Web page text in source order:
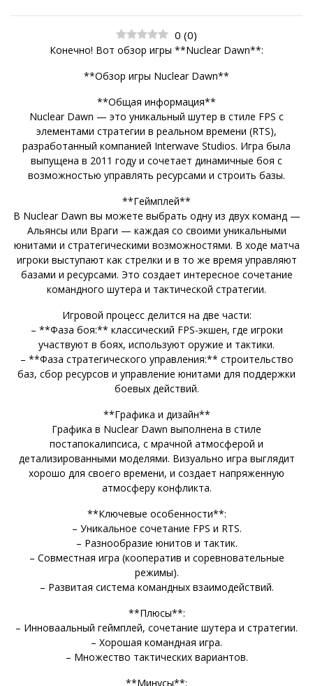
0 (0)
Конечно! Вот обзор игры **Nuclear Dawn**:
**Обзор игры Nuclear Dawn**
**Общая информация**
Nuclear Dawn — это уникальный шутер в стиле FPS с
элементами стратегии в реальном времени (RTS),
разработанный компанией Interwave Studios. Игра была
выпущена в 2011 году и сочетает динамичные боя с
возможностью управлять ресурсами и строить базы.
**Геймплей**
В Nuclear Dawn вы можете выбрать одну из двух команд —
Альянсы или Враги — каждая со своими уникальными
юнитами и стратегическими возможностями. В ходе матча
игроки выступают как стрелки и в то же время управляют
базами и ресурсами. Это создает интересное сочетание
командного шутера и тактической стратегии.
Игровой процесс делится на две части:
– **Фаза боя:** классический FPS-экшен, где игроки
участвуют в боях, используют оружие и тактики.
– **Фаза стратегического управления:** строительство
баз, сбор ресурсов и управление юнитами для поддержки
боевых действий.
**Графика и дизайн**
Графика в Nuclear Dawn выполнена в стиле
постапокалипсиса, с мрачной атмосферой и
детализированными моделями. Визуально игра выглядит
хорошо для своего времени, и создает напряженную
атмосферу конфликта.
**Ключевые особенности**:
– Уникальное сочетание FPS и RTS.
– Разнообразие юнитов и тактик.
– Совместная игра (кооператив и соревновательные
режимы).
– Развитая система командных взаимодействий.
**Плюсы**:
– Инноваальный геймплей, сочетание шутера и стратегии.
– Хорошая командная игра.
– Множество тактических вариантов.
**Минусы**: